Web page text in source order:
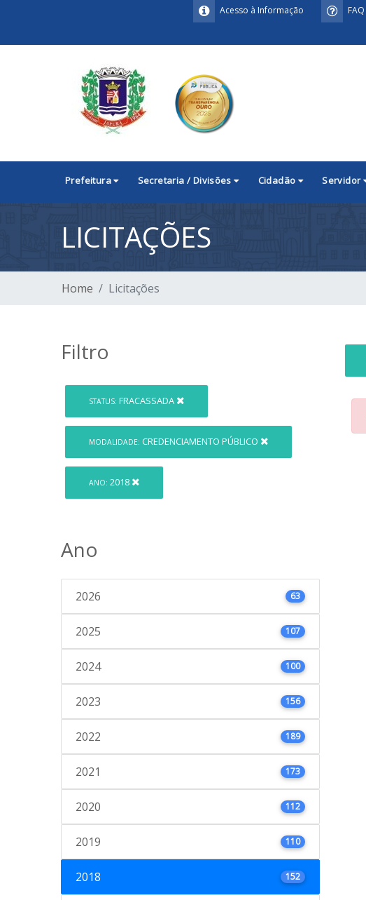
FAQ
Acesso à Informação
Prefeitura Secretaria / Divisões Cidadão Servidor
LICITAÇÕES
Home Licitações
Filtro
STATUS: FRACASSADA
MODALIDADE: CREDENCIAMENTO PÚBLICO
ANO: 2018
Ano
2026 63
2025 107
2024 100
2023 156
2022 189
2021 173
2020 112
2019 110
2018 152